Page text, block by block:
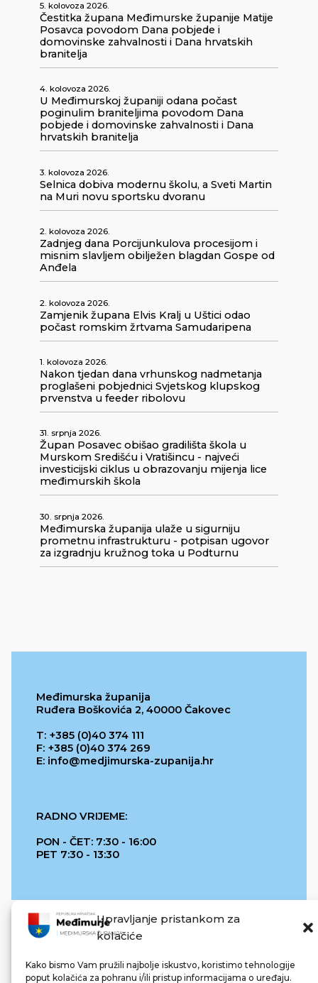
Upravljanje pristankom za
kolačiće
Kako bismo Vam pružili najbolje iskustvo, koristimo tehnologije
poput kolačića za pohranu i/ili pristup informacijama o uređaju.
5. kolovoza 2026.
Čestitka župana Međimurske županije Matije
Posavca povodom Dana pobjede i
domovinske zahvalnosti i Dana hrvatskih
branitelja
4. kolovoza 2026.
U Međimurskoj županiji odana počast
poginulim braniteljima povodom Dana
pobjede i domovinske zahvalnosti i Dana
hrvatskih branitelja
3. kolovoza 2026.
Selnica dobiva modernu školu, a Sveti Martin
na Muri novu sportsku dvoranu
2. kolovoza 2026.
Zadnjeg dana Porcijunkulova procesijom i
misnim slavljem obilježen blagdan Gospe od
Anđela
2. kolovoza 2026.
Zamjenik župana Elvis Kralj u Uštici odao
počast romskim žrtvama Samudaripena
1. kolovoza 2026.
Nakon tjedan dana vrhunskog nadmetanja
proglašeni pobjednici Svjetskog klupskog
prvenstva u feeder ribolovu
31. srpnja 2026.
Župan Posavec obišao gradilišta škola u
Murskom Središću i Vratišincu - najveći
investicijski ciklus u obrazovanju mijenja lice
međimurskih škola
30. srpnja 2026.
Međimurska županija ulaže u sigurniju
prometnu infrastrukturu - potpisan ugovor
za izgradnju kružnog toka u Podturnu
Međimurska županija
Ruđera Boškovića 2, 40000 Čakovec
T: +385 (0)40 374 111
F: +385 (0)40 374 269
E: info@medjimurska-zupanija.hr
RADNO VRIJEME:
PON - ČET: 7:30 - 16:00
PET 7:30 - 13:30